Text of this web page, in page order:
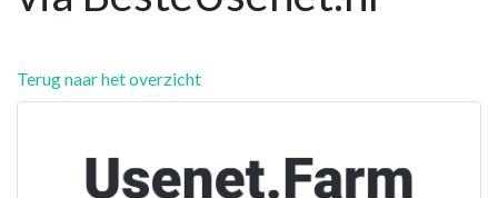
Terug naar het overzicht